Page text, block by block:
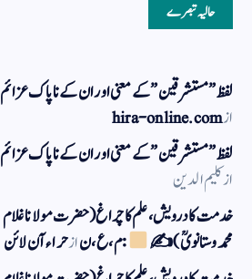
حالیہ تبصرے
لفظ ” مستشرقین ” کے معنی اور ان کے نا پاک عزائم
ازhira-online.com
لفظ ” مستشرقین ” کے معنی اور ان کے نا پاک عزائم
ازکلیم الدین
خدمت کا درویش، علم کا چراغ(حضرت مولانا غلام
محمد وستانویؒ)✍
: م ، ع ، نازحراء آن لائن